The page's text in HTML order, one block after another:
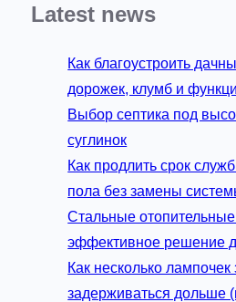
Latest news
Как благоустроить
дорожек, клумб и
Выбор септика под
суглинок
Как продлить срок
пола без замены
Стальные
эффективное решение
Как несколько
задерживаться дольше